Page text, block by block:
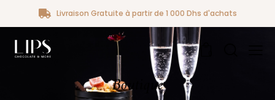
Livraison Gratuite à partir de 1 000 Dhs d'achats
Boutique